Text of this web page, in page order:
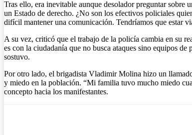
Tras ello, era inevitable aunque desolador preguntar sobre
un Estado de derecho. ¿No son los efectivos policiales
difícil mantener una comunicación. Tendríamos que estar
A su vez, criticó que el trabajo de la policía cambia en su
es con la ciudadanía que no busca ataques sino equipos
sostuvo.
Por otro lado, el brigadista Vladimir Molina hizo un
y miedo en la población. “Mi familia tuvo mucho miedo
concepto hacia los manifestantes.